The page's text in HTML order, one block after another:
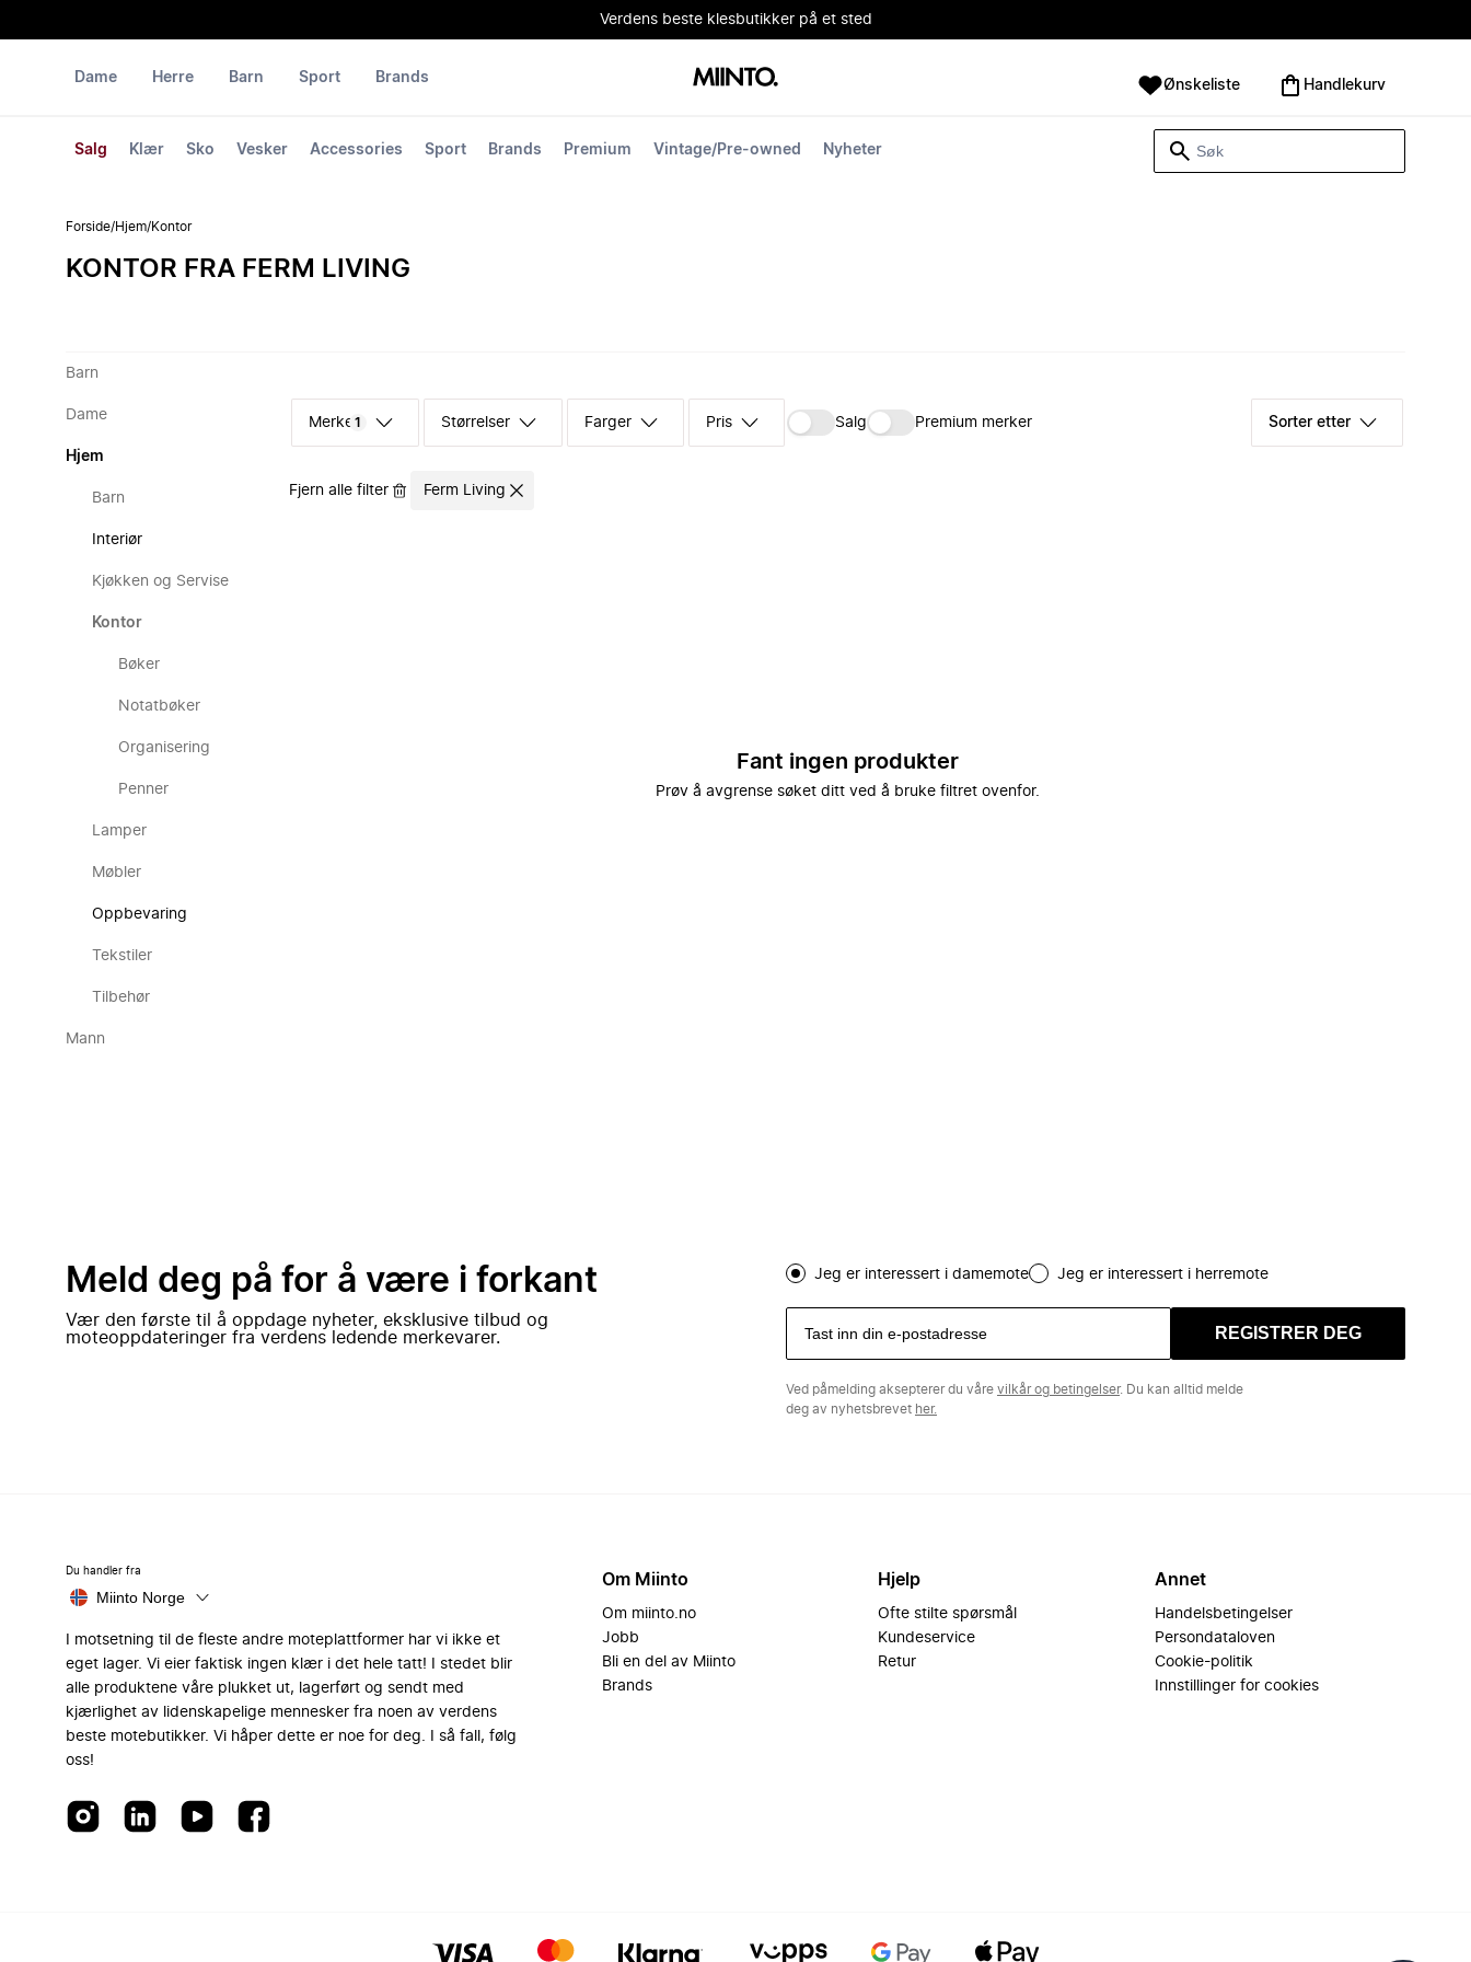
Verdens beste klesbutikker på et sted
Dame
Salg Klær Sko Vesker Accessories Sport Brands Premium Vintage/Pre-owned Nyheter
Herre Barn Sport Brands Ønskeliste Handlekurv
Forside/Hjem/Kontor
KONTOR FRA FERM LIVING
Barn
Dame
Hjem
Barn
Interiør
Kjøkken og Servise
Kontor
Bøker
Notatbøker
Organisering
Penner
Lamper
Møbler
Oppbevaring
Tekstiler
Tilbehør
Mann
Merke 1 Størrelser Farger Pris Salg Premium merker Sorter etter
Fjern alle filter Ferm Living
Fant ingen produkter
Prøv å avgrense søket ditt ved å bruke filtret ovenfor.
Meld deg på for å være i forkant
Vær den første til å oppdage nyheter, eksklusive tilbud og
moteoppdateringer fra verdens ledende merkevarer.
Jeg er interessert i damemote Jeg er interessert i herremote
REGISTRER DEG
Ved påmelding aksepterer du våre vilkår og betingelser. Du kan alltid melde
deg av nyhetsbrevet her.
Du handler fra
Miinto Norge
I motsetning til de fleste andre moteplattformer har vi ikke et
eget lager. Vi eier faktisk ingen klær i det hele tatt! I stedet blir
alle produktene våre plukket ut, lagerført og sendt med
kjærlighet av lidenskapelige mennesker fra noen av verdens
beste motebutikker. Vi håper dette er noe for deg. I så fall, følg
oss!
Om Miinto
Om miinto.no
Jobb
Bli en del av Miinto
Brands
Hjelp
Ofte stilte spørsmål
Kundeservice
Retur
Annet
Handelsbetingelser
Persondataloven
Cookie-politik
Innstillinger for cookies